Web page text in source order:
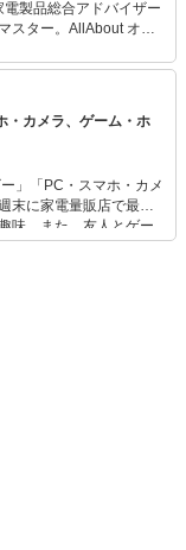
製品総合アドバイザー
スター。AllAbout オー
ットブレーン』『デジ
ト』などを経てフリー
レビやラジオ、新聞、
ラジオ番組の家電製品
ている。
・カメラ、ゲーム・ホ
」「PC・スマホ・カメ
末に家電量販店で最新
味。また、友人とゲー
イベント情報もいち早